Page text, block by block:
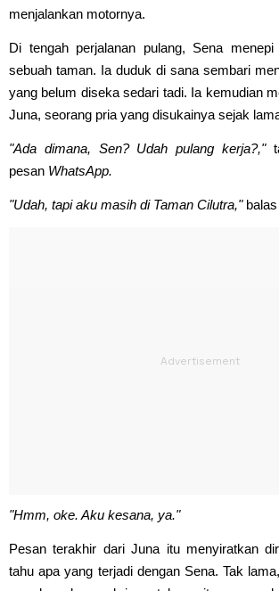
menjalankan motornya.
Di tengah perjalanan pulang, Sena
sebuah taman. Ia duduk di sana sembari
yang belum diseka sedari tadi. Ia kemudian
Juna, seorang pria yang disukainya sejak
"Ada dimana, Sen? Udah pulang kerja?,"
pesan WhatsApp.
"Udah, tapi aku masih di Taman Cilutra,"balas
"Hmm, oke. Aku kesana, ya."
Pesan terakhir dari Juna itu menyiratkan
tahu apa yang terjadi dengan Sena. Tak